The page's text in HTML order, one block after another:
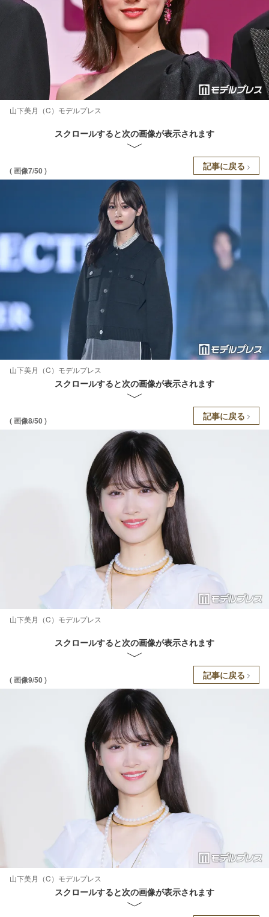
山下美月（C）モデルプレス
スクロールすると次の画像が表示されます
( 画像7/50 ) 記事に戻る
山下美月（C）モデルプレス
スクロールすると次の画像が表示されます
( 画像8/50 ) 記事に戻る
山下美月（C）モデルプレス
スクロールすると次の画像が表示されます
( 画像9/50 ) 記事に戻る
山下美月（C）モデルプレス
スクロールすると次の画像が表示されます